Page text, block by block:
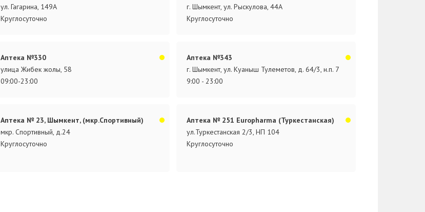
ул. Гагарина, 149А
Круглосуточно
г. Шымкент, ул. Рыскулова, 44А
Круглосуточно
Аптека №330
улица Жибек жолы, 58
09:00-23:00
Аптека №343
г. Шымкент, ул. Куаныш Тулеметов, д. 64/3, н.п. 7
9:00 - 23:00
Аптека № 23, Шымкент, (мкр.Спортивный)
мкр. Спортивный, д.24
Круглосуточно
Аптека № 251 Europharma (Туркестанская)
ул.Туркестанская 2/3, НП 104
Круглосуточно